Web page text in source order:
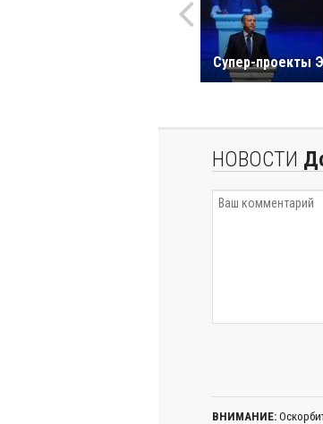
Супер-проекты
НОВОСТИ
ВНИМАНИЕ: